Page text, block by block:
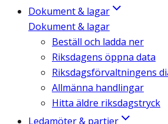
Dokument & lagar
Dokument & lagar
Beställ och ladda ner
Riksdagens öppna data
Riksdagsförvaltningens
Allmänna handlingar
Hitta äldre riksdagstryck
Ledamöter & partier